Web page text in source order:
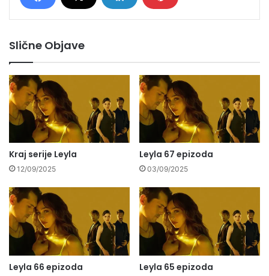
Slične Objave
Kraj serije Leyla
12/09/2025
Leyla 67 epizoda
03/09/2025
Leyla 66 epizoda Leyla 65 epizoda